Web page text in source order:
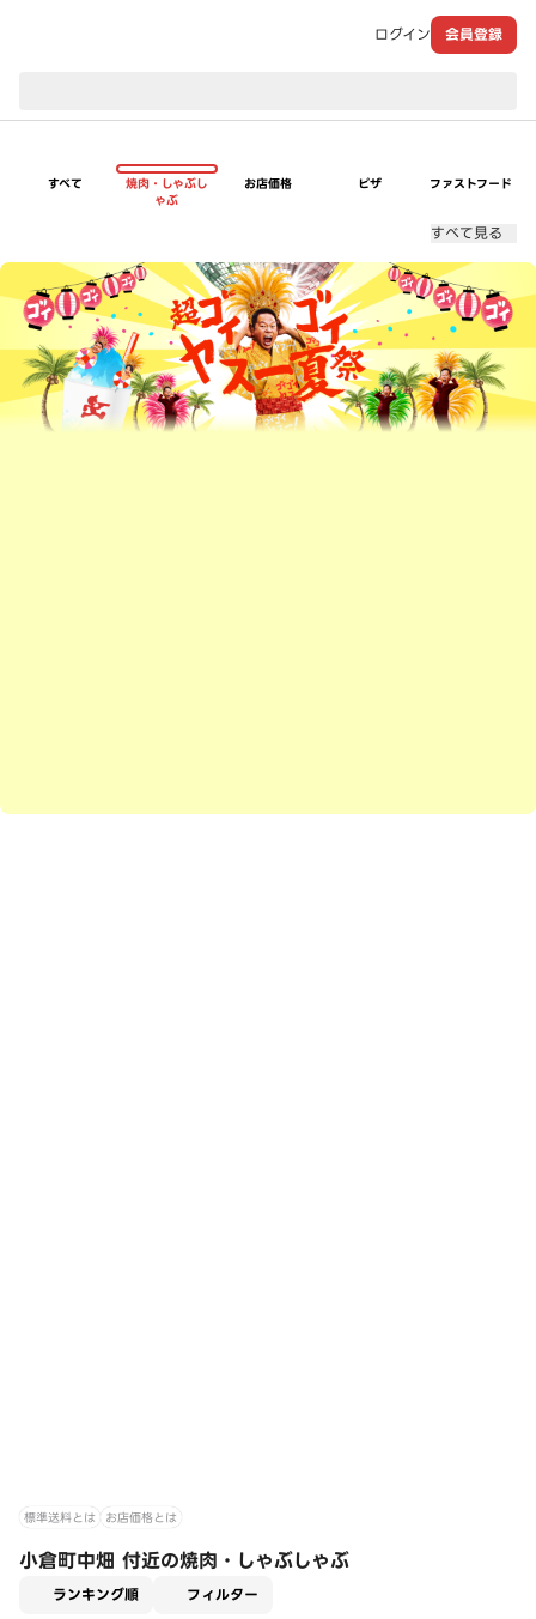
ログイン 会員登録
すべて
焼肉・しゃぶし
ゃぶ
お店価格 ピザ ファストフード
すべて見る
超ゴイゴイヤスー夏祭
標準送料とは お店価格とは
小倉町中畑 付近の焼肉・しゃぶしゃぶ
ランキング順 フィルター